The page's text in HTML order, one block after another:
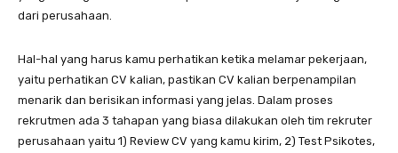
dari perusahaan.
Hal-hal yang harus kamu perhatikan ketika melamar pekerjaan,
yaitu perhatikan CV kalian, pastikan CV kalian berpenampilan
menarik dan berisikan informasi yang jelas. Dalam proses
rekrutmen ada 3 tahapan yang biasa dilakukan oleh tim rekruter
perusahaan yaitu 1) Review CV yang kamu kirim, 2) Test Psikotes,